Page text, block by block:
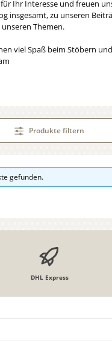
Ihr Interesse und freuen
insgesamt, zu unseren
Themen.
viel Spaß beim Stöbern
Produkte filtern
gefunden.
DHL Express